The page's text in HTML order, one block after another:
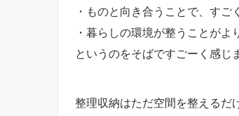
・ものと向き合うことで、すご
・暮らしの環境が整うことがよ
というのをそばですごーく感じ
整理収納はただ空間を整えるだ